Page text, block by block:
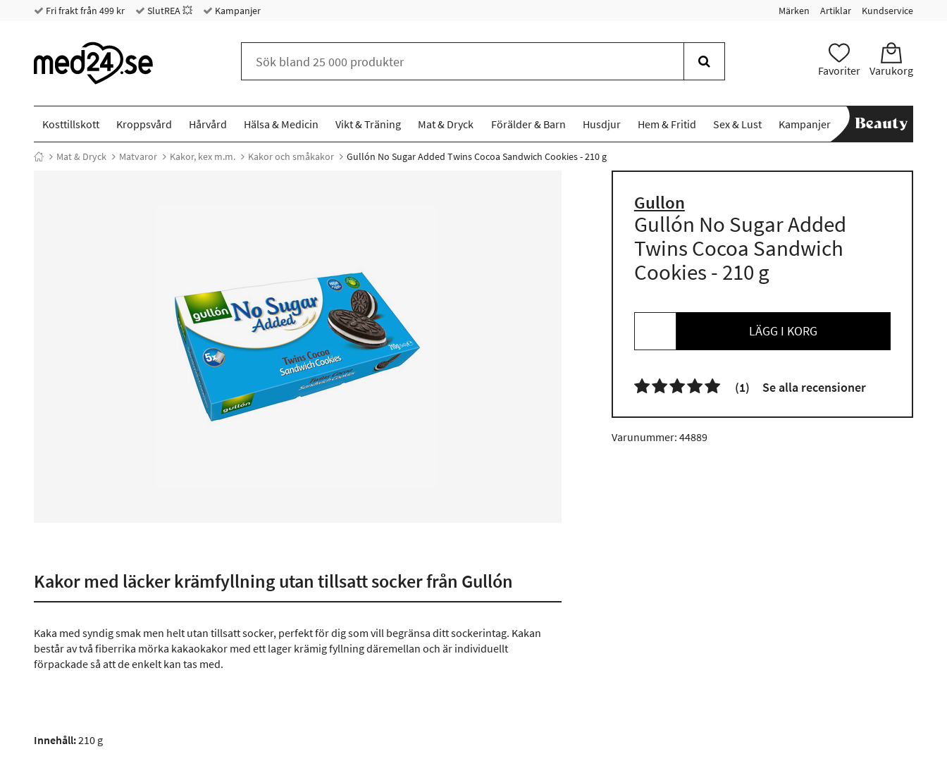
Fri frakt från 499 kr SlutREA 💥 Kampanjer Märken Artiklar Kundservice
Favoriter Varukorg
Kosttillskott Kroppsvård Hårvård Hälsa & Medicin Vikt & Träning Mat & Dryck Förälder & Barn Husdjur Hem & Fritid Sex & Lust Kampanjer
Mat & Dryck Matvaror Kakor, kex m.m. Kakor och småkakor Gullón No Sugar Added Twins Cocoa Sandwich Cookies - 210 g
Gullon
Gullón No Sugar Added
Twins Cocoa Sandwich
Cookies - 210 g
LÄGG I KORG
 (1) Se alla recensioner
Varunummer: 44889
Kakor med läcker krämfyllning utan tillsatt socker från Gullón
Kaka med syndig smak men helt utan tillsatt socker, perfekt för dig som vill begränsa ditt sockerintag. Kakan
består av två fiberrika mörka kakaokakor med ett lager krämig fyllning däremellan och är individuellt
förpackade så att de enkelt kan tas med.
Innehåll:210 g